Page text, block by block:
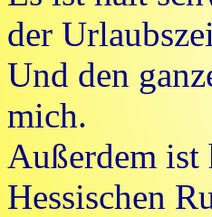
der
Und den
mich.
Außerdem ist
Hessischen